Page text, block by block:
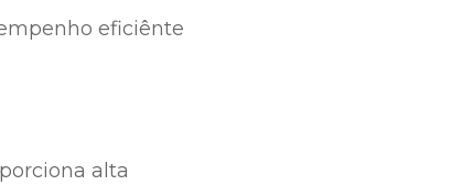
eficiênte
alta